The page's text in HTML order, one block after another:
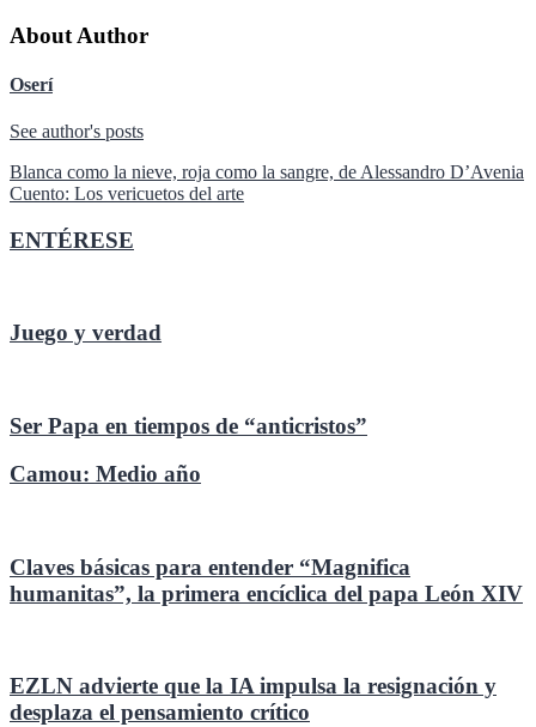
About Author
Oserí
See author's posts
Navegación
de
entradas
Blanca como la nieve, roja como la sangre, de Alessandro D’Avenia
Cuento: Los vericuetos del arte
ENTÉRESE
Juego y verdad
Ser Papa en tiempos de “anticristos”
Camou: Medio año
Claves básicas para entender “Magnifica
humanitas”, la primera encíclica del papa León XIV
EZLN advierte que la IA impulsa la resignación y
desplaza el pensamiento crítico